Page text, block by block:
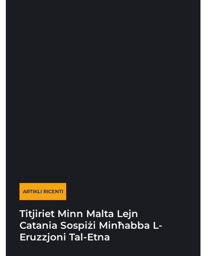
ARTIKLI RICENTI
Titjiriet Minn Malta Lejn
Catania Sospiżi Minħabba L-
Eruzzjoni Tal-Etna